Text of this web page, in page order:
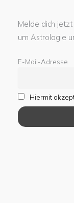
Melde dich
um Astrologie
E-Mail-Adresse
Hiermit